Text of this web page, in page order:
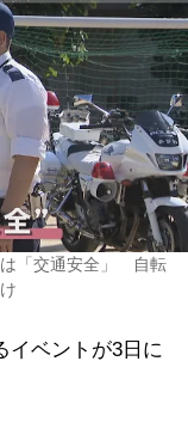
「交通安全」 自転
ベントが3日に